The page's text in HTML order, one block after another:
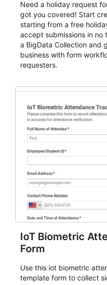
Need a holiday request
got you covered! Start
starting from a free
accept submissions in no
a BigData Collection and
business with form
requesters.
IoT Biometric
Form
Use this iot biometric
template form to collect